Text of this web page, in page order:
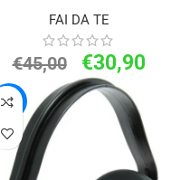
FAI DA TE
€45,00 €30,90
-50%